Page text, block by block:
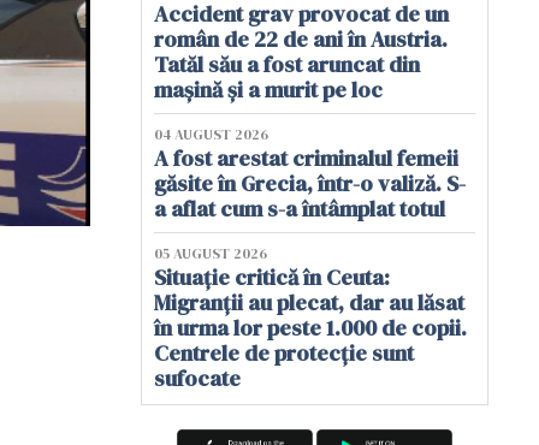
Accident grav provocat de un
român de 22 de ani în Austria.
Tatăl său a fost aruncat din
mașină și a murit pe loc
04 AUGUST 2026
A fost arestat criminalul femeii
găsite în Grecia, într-o valiză. S-
a aflat cum s-a întâmplat totul
05 AUGUST 2026
Situație critică în Ceuta:
Migranții au plecat, dar au lăsat
în urma lor peste 1.000 de copii.
Centrele de protecție sunt
sufocate